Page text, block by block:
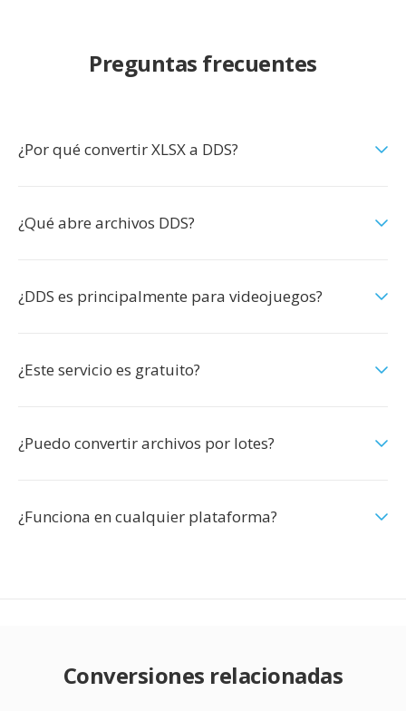
Preguntas frecuentes
¿Por qué convertir XLSX a DDS?
¿Qué abre archivos DDS?
¿DDS es principalmente para videojuegos?
¿Este servicio es gratuito?
¿Puedo convertir archivos por lotes?
¿Funciona en cualquier plataforma?
Conversiones relacionadas